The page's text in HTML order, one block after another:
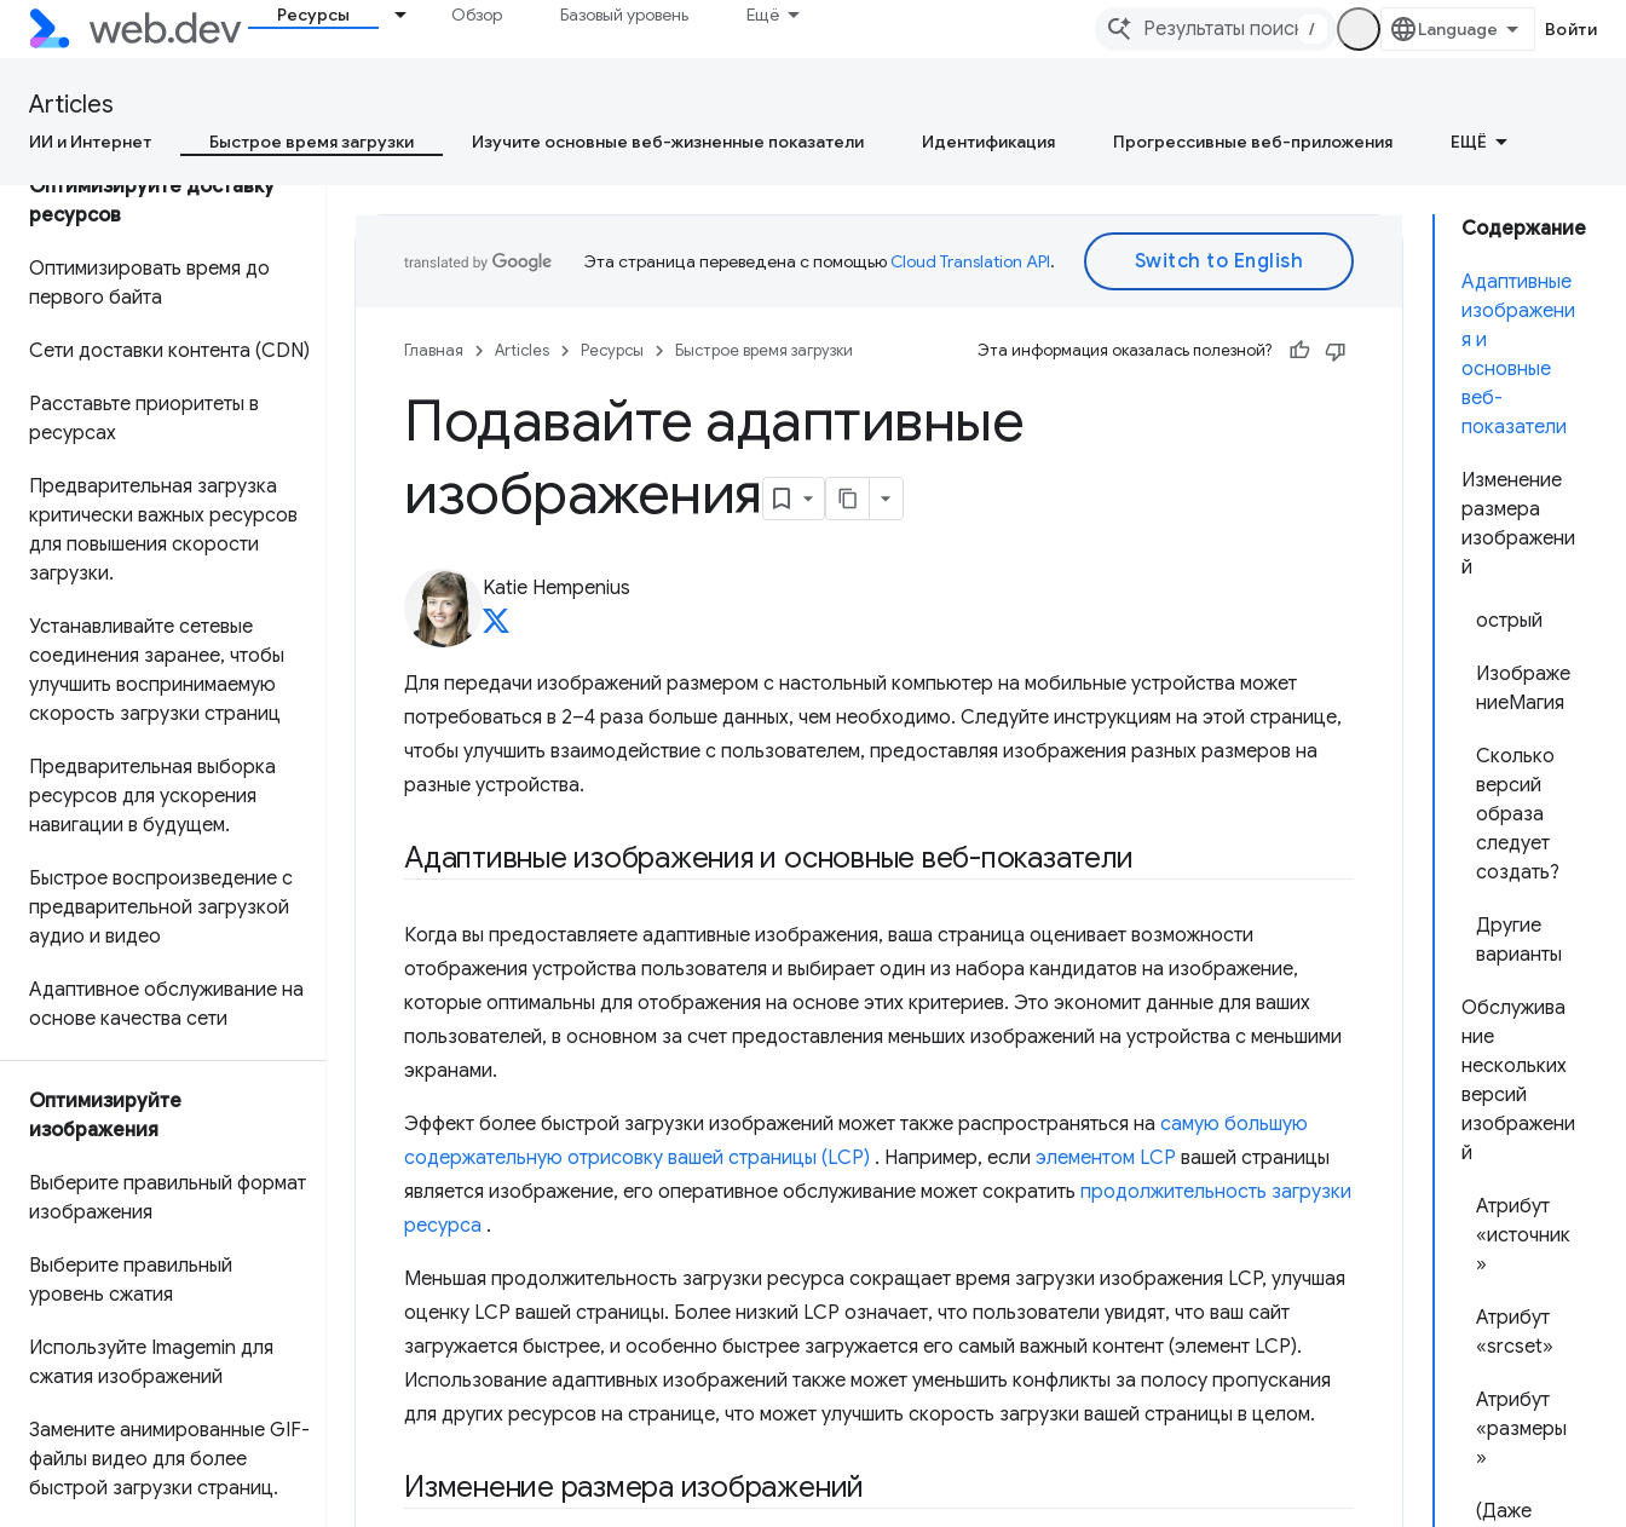
Ресурсы Обзор Базовый уровень Ещё
/ Войти
Articles
ИИ и Интернет Быстрое время загрузки Изучите основные веб-жизненные показатели Идентификация Прогрессивные веб-приложения ЕЩЁ
Почему данные CrUX
RUM?
Оптимизируйте доставку
ресурсов
Оптимизировать время до
первого байта
Сети доставки контента (CDN)
Расставьте приоритеты в
ресурсах
Предварительная загрузка
критически важных ресурсов
для повышения скорости
загрузки.
Устанавливайте сетевые
соединения заранее, чтобы
улучшить воспринимаемую
скорость загрузки страниц
Предварительная выборка
ресурсов для ускорения
навигации в будущем.
Быстрое воспроизведение с
предварительной загрузкой
аудио и видео
Адаптивное обслуживание на
основе качества сети
Оптимизируйте
изображения
Выберите правильный формат
изображения
Выберите правильный
уровень сжатия
Используйте Imagemin для
сжатия изображений
Замените анимированные GIF-
файлы видео для более
быстрой загрузки страниц.
Содержание
Адаптивные
изображени
я и
основные
веб-
показатели
Изменение
размера
изображени
й
острый
Изображе
ниеМагия
Сколько
версий
образа
следует
создать?
Другие
варианты
Обслужива
ние
нескольких
версий
изображени
й
Атрибут
«источник
»
Атрибут
«srcset»
Атрибут
«размеры
»
(Даже
Эта страница переведена с помощьюCloud Translation API.
Главная Articles Ресурсы Быстрое время загрузки Эта информация оказалась полезной?
Подавайте адаптивные
изображения
Katie Hempenius
Для передачи изображений размером с настольный компьютер на мобильные устройства может
потребоваться в 2–4 раза больше данных, чем необходимо. Следуйте инструкциям на этой странице,
чтобы улучшить взаимодействие с пользователем, предоставляя изображения разных размеров на
разные устройства.
Адаптивные изображения и основные веб-показатели
Когда вы предоставляете адаптивные изображения, ваша страница оценивает возможности
отображения устройства пользователя и выбирает один из набора кандидатов на изображение,
которые оптимальны для отображения на основе этих критериев. Это экономит данные для ваших
пользователей, в основном за счет предоставления меньших изображений на устройства с меньшими
экранами.
Эффект более быстрой загрузки изображений может также распространяться на самую большую
содержательную отрисовку вашей страницы (LCP) . Например, если элементом LCP вашей страницы
является изображение, его оперативное обслуживание может сократить продолжительность загрузки
ресурса .
Меньшая продолжительность загрузки ресурса сокращает время загрузки изображения LCP, улучшая
оценку LCP вашей страницы. Более низкий LCP означает, что пользователи увидят, что ваш сайт
загружается быстрее, и особенно быстрее загружается его самый важный контент (элемент LCP).
Использование адаптивных изображений также может уменьшить конфликты за полосу пропускания
для других ресурсов на странице, что может улучшить скорость загрузки вашей страницы в целом.
Изменение размера изображений